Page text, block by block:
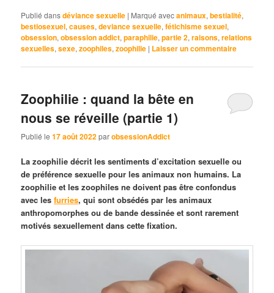
Publié dansdéviance sexuelle | Marqué avecanimaux,bestialité,
bestiosexuel,causes,deviance sexuelle,fétichisme sexuel,
obsession,obsession addict,paraphilie,partie 2,raisons,relations
sexuelles,sexe,zoophiles,zoophilie | Laisser un commentaire
Zoophilie : quand la bête en
nous se réveille (partie 1)
Publié le17 août 2022parobsessionAddict
La zoophilie décrit les sentiments d’excitation sexuelle ou
de préférence sexuelle pour les animaux non humains. La
zoophilie et les zoophiles ne doivent pas être confondus
avec lesfurries, qui sont obsédés par les animaux
anthropomorphes ou de bande dessinée et sont rarement
motivés sexuellement dans cette fixation.